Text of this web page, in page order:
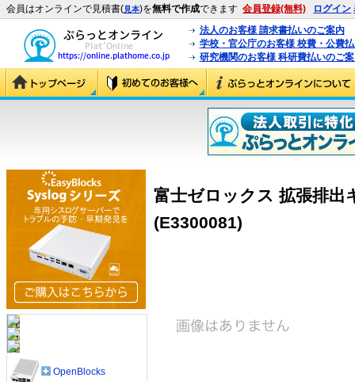
会員はオンラインで見積書(見本)を無料で作成できます 会員登録(無料) ログイン
法人のお客様 請求書払いのご案内
学校・官公庁のお客様 校費・公費
研究機関のお客様 科研費払いのご
富士ゼロックス 拡張排出
(E3300081)
OpenBlocks